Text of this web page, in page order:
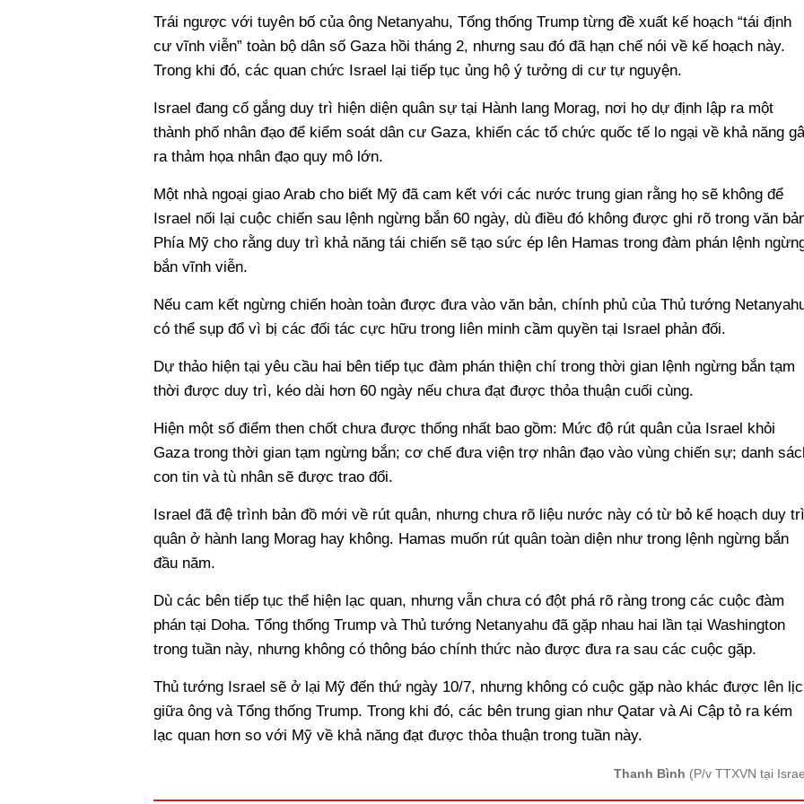
Trái ngược với tuyên bố của ông Netanyahu, Tổng thống Trump từng đề xuất kế hoạch “tái định
cư vĩnh viễn” toàn bộ dân số Gaza hồi tháng 2, nhưng sau đó đã hạn chế nói về kế hoạch này.
Trong khi đó, các quan chức Israel lại tiếp tục ủng hộ ý tưởng di cư tự nguyện.
Israel đang cố gắng duy trì hiện diện quân sự tại Hành lang Morag, nơi họ dự định lập ra một
thành phố nhân đạo để kiểm soát dân cư Gaza, khiến các tổ chức quốc tế lo ngại về khả năng
ra thảm họa nhân đạo quy mô lớn.
Một nhà ngoại giao Arab cho biết Mỹ đã cam kết với các nước trung gian rằng họ sẽ không để
Israel nối lại cuộc chiến sau lệnh ngừng bắn 60 ngày, dù điều đó không được ghi rõ trong văn
Phía Mỹ cho rằng duy trì khả năng tái chiến sẽ tạo sức ép lên Hamas trong đàm phán lệnh
bắn vĩnh viễn.
Nếu cam kết ngừng chiến hoàn toàn được đưa vào văn bản, chính phủ của Thủ tướng
có thể sụp đổ vì bị các đối tác cực hữu trong liên minh cầm quyền tại Israel phản đối.
Dự thảo hiện tại yêu cầu hai bên tiếp tục đàm phán thiện chí trong thời gian lệnh ngừng bắn tạm
thời được duy trì, kéo dài hơn 60 ngày nếu chưa đạt được thỏa thuận cuối cùng.
Hiện một số điểm then chốt chưa được thống nhất bao gồm: Mức độ rút quân của Israel khỏi
Gaza trong thời gian tạm ngừng bắn; cơ chế đưa viện trợ nhân đạo vào vùng chiến sự; danh
con tin và tù nhân sẽ được trao đổi.
Israel đã đệ trình bản đồ mới về rút quân, nhưng chưa rõ liệu nước này có từ bỏ kế hoạch duy trì
quân ở hành lang Morag hay không. Hamas muốn rút quân toàn diện như trong lệnh ngừng bắn
đầu năm.
Dù các bên tiếp tục thể hiện lạc quan, nhưng vẫn chưa có đột phá rõ ràng trong các cuộc đàm
phán tại Doha. Tổng thống Trump và Thủ tướng Netanyahu đã gặp nhau hai lần tại Washington
trong tuần này, nhưng không có thông báo chính thức nào được đưa ra sau các cuộc gặp.
Thủ tướng Israel sẽ ở lại Mỹ đến thứ ngày 10/7, nhưng không có cuộc gặp nào khác được lên
giữa ông và Tổng thống Trump. Trong khi đó, các bên trung gian như Qatar và Ai Cập tỏ ra kém
lạc quan hơn so với Mỹ về khả năng đạt được thỏa thuận trong tuần này.
Thanh Bình (P/v TTXVN tại